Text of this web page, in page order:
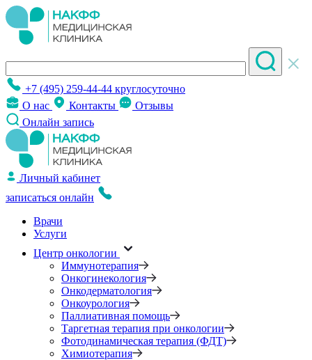
+7 (495) 259-44-44 круглосуточно
О нас
Контакты
Отзывы
Онлайн запись
Личный кабинет
записаться онлайн
Врачи
Услуги
Центр онкологии
Иммунотерапия
Онкогинекология
Онкодерматология
Онкоурология
Паллиативная помощь
Таргетная терапия при онкологии
Фотодинамическая терапия (ФДТ)
Химиотерапия